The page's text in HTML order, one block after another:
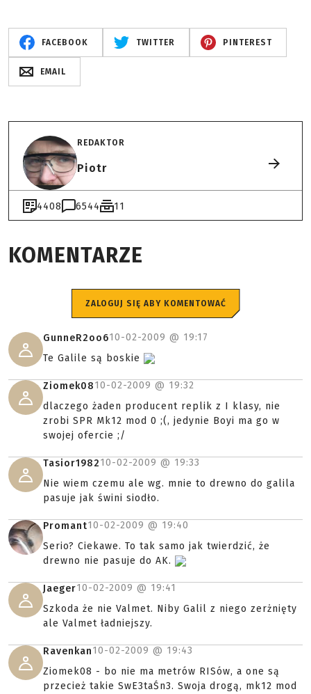
FACEBOOK TWITTER PINTEREST
EMAIL
REDAKTOR
Piotr
4408 6544 11
KOMENTARZE
ZALOGUJ SIĘ ABY KOMENTOWAĆ
GunneR2oo610-02-2009 @ 19:17
Te Galile są boskie
Ziomek0810-02-2009 @ 19:32
dlaczego żaden producent replik z I klasy, nie
zrobi SPR Mk12 mod 0 ;(, jedynie Boyi ma go w
swojej ofercie ;/
Tasior198210-02-2009 @ 19:33
Nie wiem czemu ale wg. mnie to drewno do galila
pasuje jak świni siodło.
Promant10-02-2009 @ 19:40
Serio? Ciekawe. To tak samo jak twierdzić, że
drewno nie pasuje do AK.
Jaeger10-02-2009 @ 19:41
Szkoda że nie Valmet. Niby Galil z niego zerżnięty
ale Valmet ładniejszy.
Ravenkan10-02-2009 @ 19:43
Ziomek08 - bo nie ma metrów RISów, a one są
przecież takie SwE3taŚn3. Swoja drogą, mk12 mod